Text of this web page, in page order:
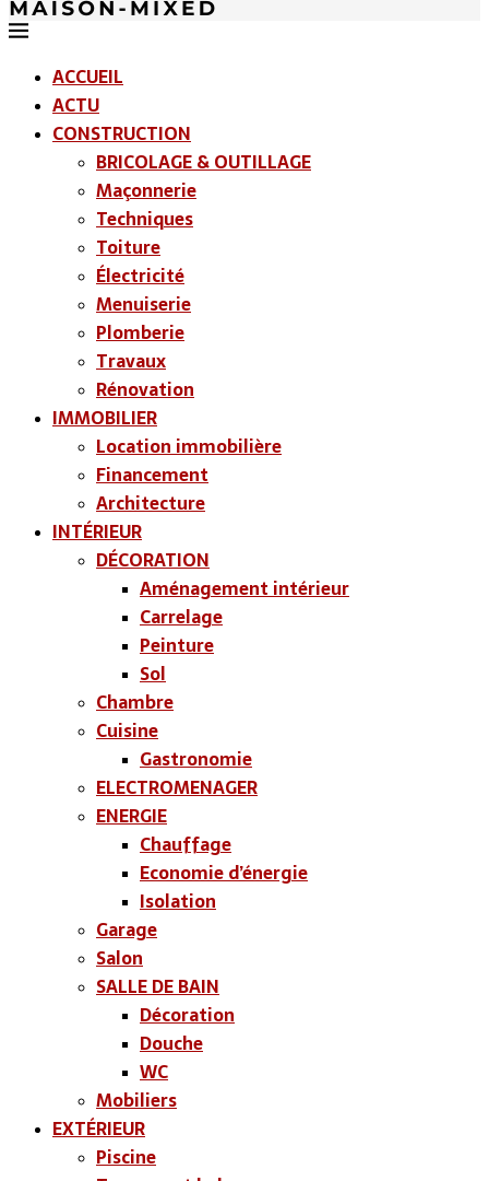
ACCUEIL
ACTU
CONSTRUCTION
BRICOLAGE & OUTILLAGE
Maçonnerie
Techniques
Toiture
Électricité
Menuiserie
Plomberie
Travaux
Rénovation
IMMOBILIER
Location immobilière
Financement
Architecture
INTÉRIEUR
DÉCORATION
Aménagement intérieur
Carrelage
Peinture
Sol
Chambre
Cuisine
Gastronomie
ELECTROMENAGER
ENERGIE
Chauffage
Economie d’énergie
Isolation
Garage
Salon
SALLE DE BAIN
Décoration
Douche
WC
Mobiliers
EXTÉRIEUR
Piscine